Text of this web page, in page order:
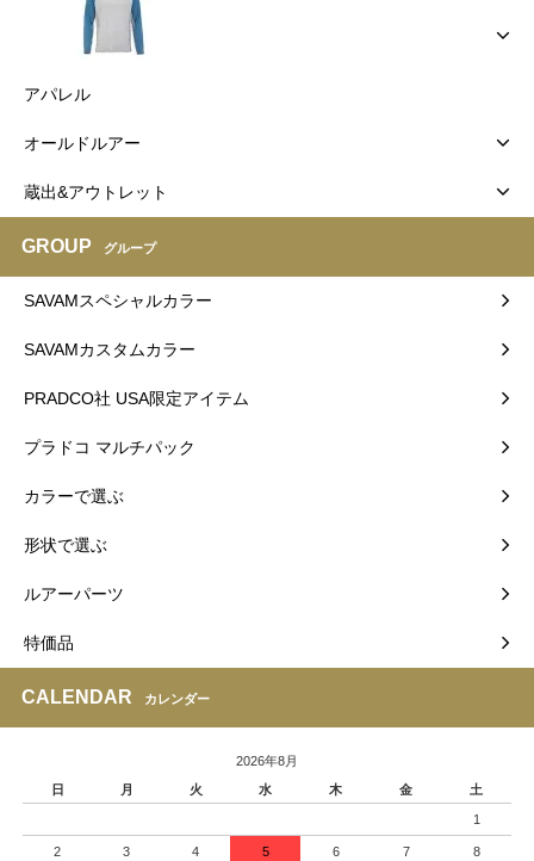
アパレル
オールドルアー
蔵出&アウトレット
GROUP グループ
SAVAMスペシャルカラー
SAVAMカスタムカラー
PRADCO社 USA限定アイテム
プラドコ マルチパック
カラーで選ぶ
形状で選ぶ
ルアーパーツ
特価品
CALENDAR カレンダー
2026年8月
日
月 火 水 木 金 土
1
2 3 4 5 6 7 8